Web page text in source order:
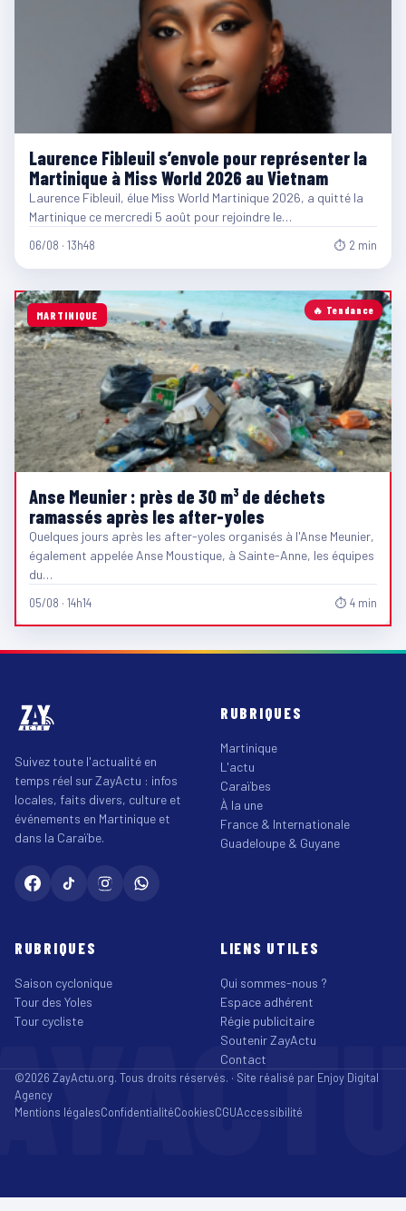
Laurence Fibleuil s’envole pour représenter la
Martinique à Miss World 2026 au Vietnam
Laurence Fibleuil, élue Miss World Martinique 2026, a quitté la
Martinique ce mercredi 5 août pour rejoindre le…
06/08 · 13h48 ⏱ 2 min
🔥 Tendance
MARTINIQUE
Anse Meunier : près de 30 m³ de déchets
ramassés après les after-yoles
Quelques jours après les after-yoles organisés à l'Anse Meunier,
également appelée Anse Moustique, à Sainte-Anne, les équipes
du…
05/08 · 14h14 ⏱ 4 min
Suivez toute l'actualité en
temps réel sur ZayActu : infos
locales, faits divers, culture et
événements en Martinique et
dans la Caraïbe.
RUBRIQUES
Martinique
L'actu
Caraïbes
À la une
France & Internationale
Guadeloupe & Guyane
RUBRIQUES
Saison cyclonique
Tour des Yoles
Tour cycliste
LIENS UTILES
Qui sommes-nous ?
Espace adhérent
Régie publicitaire
Soutenir ZayActu
Contact
©2026 ZayActu.org. Tous droits réservés. · Site réalisé par Enjoy Digital
Agency
Mentions légalesConfidentialitéCookiesCGUAccessibilité